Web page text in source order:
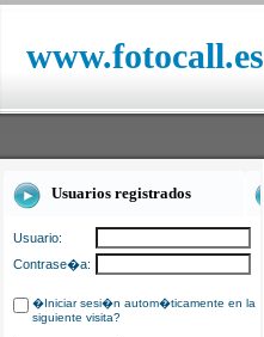
www.fotocall.es
Usuarios registrados
Usuario:
Contrase�a:
�Iniciar sesi�n autom�ticamente en la
siguiente visita?